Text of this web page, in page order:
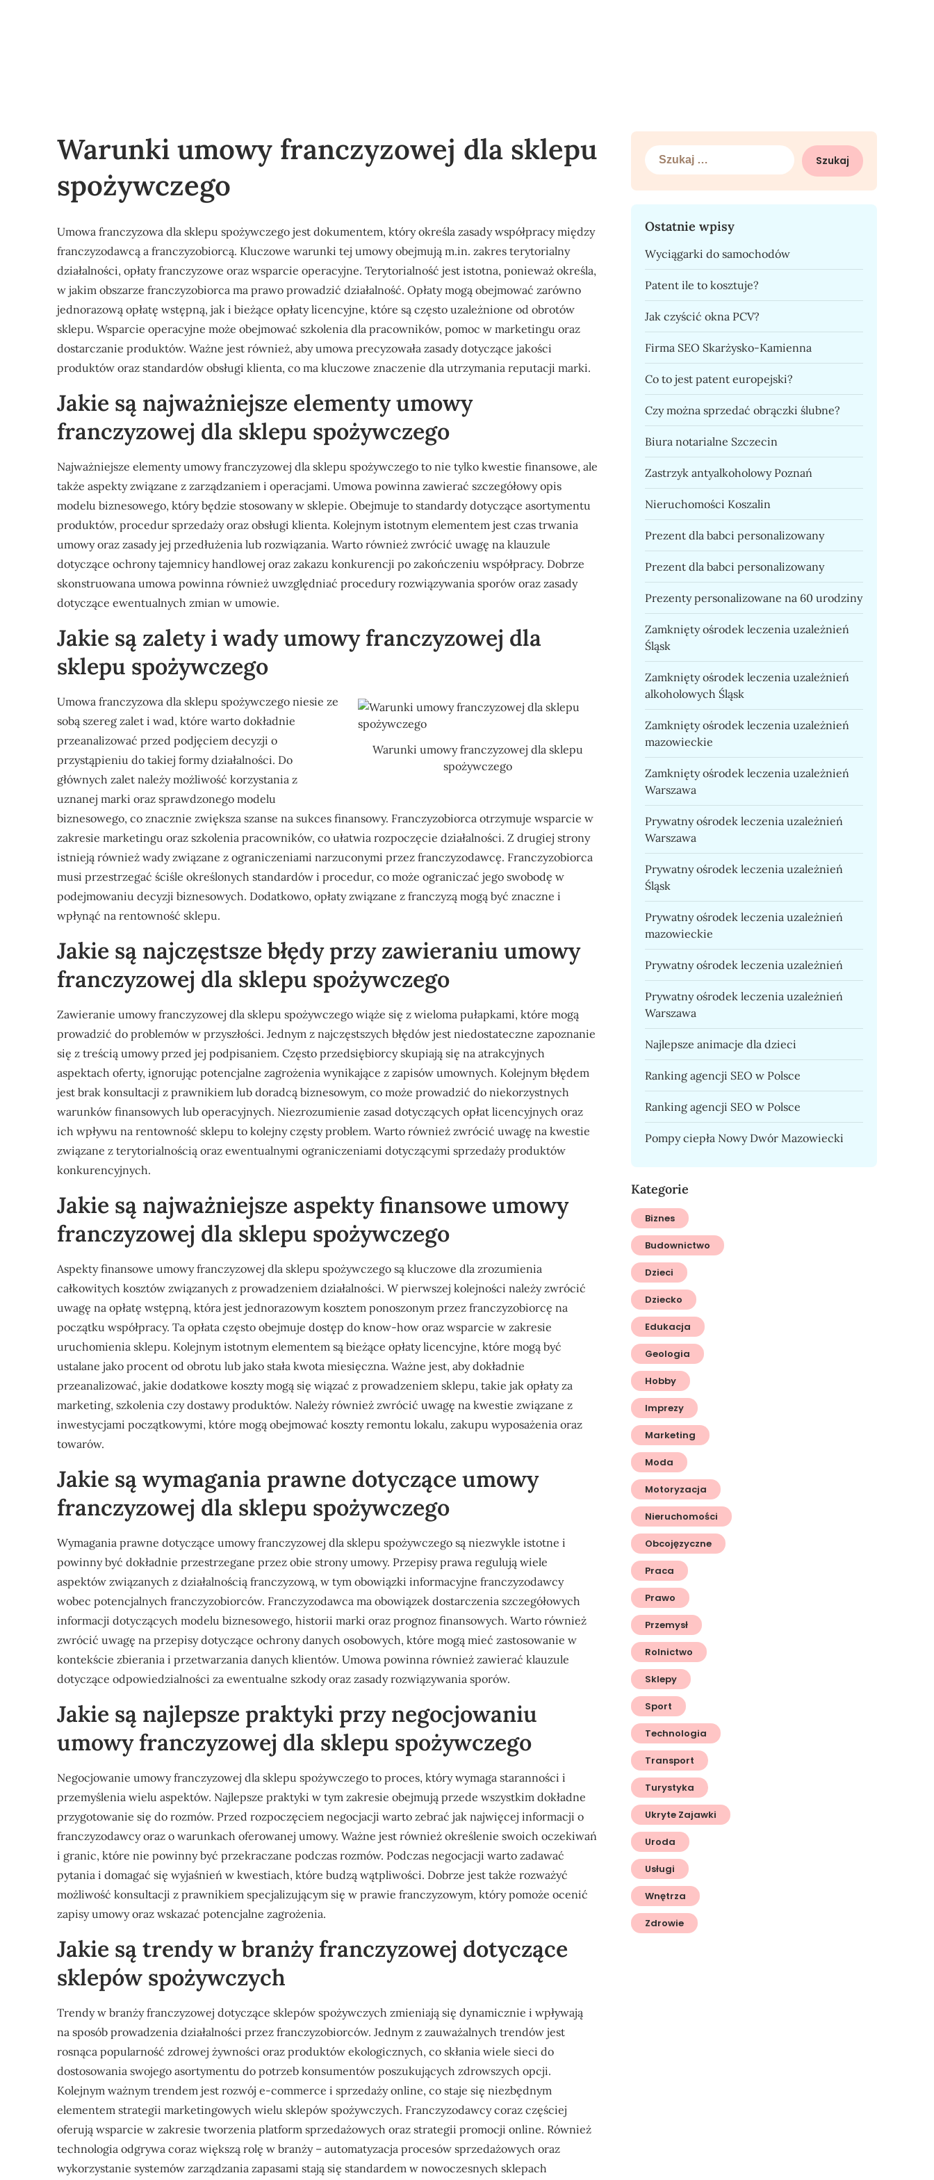
Warunki umowy franczyzowej dla sklepu
spożywczego
Umowa franczyzowa dla sklepu spożywczego jest dokumentem, który określa zasady współpracy między
franczyzodawcą a franczyzobiorcą. Kluczowe warunki tej umowy obejmują m.in. zakres terytorialny
działalności, opłaty franczyzowe oraz wsparcie operacyjne. Terytorialność jest istotna, ponieważ określa,
w jakim obszarze franczyzobiorca ma prawo prowadzić działalność. Opłaty mogą obejmować zarówno
jednorazową opłatę wstępną, jak i bieżące opłaty licencyjne, które są często uzależnione od obrotów
sklepu. Wsparcie operacyjne może obejmować szkolenia dla pracowników, pomoc w marketingu oraz
dostarczanie produktów. Ważne jest również, aby umowa precyzowała zasady dotyczące jakości
produktów oraz standardów obsługi klienta, co ma kluczowe znaczenie dla utrzymania reputacji marki.
Jakie są najważniejsze elementy umowy
franczyzowej dla sklepu spożywczego
Najważniejsze elementy umowy franczyzowej dla sklepu spożywczego to nie tylko kwestie finansowe, ale
także aspekty związane z zarządzaniem i operacjami. Umowa powinna zawierać szczegółowy opis
modelu biznesowego, który będzie stosowany w sklepie. Obejmuje to standardy dotyczące asortymentu
produktów, procedur sprzedaży oraz obsługi klienta. Kolejnym istotnym elementem jest czas trwania
umowy oraz zasady jej przedłużenia lub rozwiązania. Warto również zwrócić uwagę na klauzule
dotyczące ochrony tajemnicy handlowej oraz zakazu konkurencji po zakończeniu współpracy. Dobrze
skonstruowana umowa powinna również uwzględniać procedury rozwiązywania sporów oraz zasady
dotyczące ewentualnych zmian w umowie.
Jakie są zalety i wady umowy franczyzowej dla
sklepu spożywczego
Warunki umowy franczyzowej dla sklepu
spożywczego
Umowa franczyzowa dla sklepu spożywczego niesie ze
sobą szereg zalet i wad, które warto dokładnie
przeanalizować przed podjęciem decyzji o
przystąpieniu do takiej formy działalności. Do
głównych zalet należy możliwość korzystania z
uznanej marki oraz sprawdzonego modelu
biznesowego, co znacznie zwiększa szanse na sukces finansowy. Franczyzobiorca otrzymuje wsparcie w
zakresie marketingu oraz szkolenia pracowników, co ułatwia rozpoczęcie działalności. Z drugiej strony
istnieją również wady związane z ograniczeniami narzuconymi przez franczyzodawcę. Franczyzobiorca
musi przestrzegać ściśle określonych standardów i procedur, co może ograniczać jego swobodę w
podejmowaniu decyzji biznesowych. Dodatkowo, opłaty związane z franczyzą mogą być znaczne i
wpłynąć na rentowność sklepu.
Jakie są najczęstsze błędy przy zawieraniu umowy
franczyzowej dla sklepu spożywczego
Zawieranie umowy franczyzowej dla sklepu spożywczego wiąże się z wieloma pułapkami, które mogą
prowadzić do problemów w przyszłości. Jednym z najczęstszych błędów jest niedostateczne zapoznanie
się z treścią umowy przed jej podpisaniem. Często przedsiębiorcy skupiają się na atrakcyjnych
aspektach oferty, ignorując potencjalne zagrożenia wynikające z zapisów umownych. Kolejnym błędem
jest brak konsultacji z prawnikiem lub doradcą biznesowym, co może prowadzić do niekorzystnych
warunków finansowych lub operacyjnych. Niezrozumienie zasad dotyczących opłat licencyjnych oraz
ich wpływu na rentowność sklepu to kolejny częsty problem. Warto również zwrócić uwagę na kwestie
związane z terytorialnością oraz ewentualnymi ograniczeniami dotyczącymi sprzedaży produktów
konkurencyjnych.
Jakie są najważniejsze aspekty finansowe umowy
franczyzowej dla sklepu spożywczego
Aspekty finansowe umowy franczyzowej dla sklepu spożywczego są kluczowe dla zrozumienia
całkowitych kosztów związanych z prowadzeniem działalności. W pierwszej kolejności należy zwrócić
uwagę na opłatę wstępną, która jest jednorazowym kosztem ponoszonym przez franczyzobiorcę na
początku współpracy. Ta opłata często obejmuje dostęp do know-how oraz wsparcie w zakresie
uruchomienia sklepu. Kolejnym istotnym elementem są bieżące opłaty licencyjne, które mogą być
ustalane jako procent od obrotu lub jako stała kwota miesięczna. Ważne jest, aby dokładnie
przeanalizować, jakie dodatkowe koszty mogą się wiązać z prowadzeniem sklepu, takie jak opłaty za
marketing, szkolenia czy dostawy produktów. Należy również zwrócić uwagę na kwestie związane z
inwestycjami początkowymi, które mogą obejmować koszty remontu lokalu, zakupu wyposażenia oraz
towarów.
Jakie są wymagania prawne dotyczące umowy
franczyzowej dla sklepu spożywczego
Wymagania prawne dotyczące umowy franczyzowej dla sklepu spożywczego są niezwykle istotne i
powinny być dokładnie przestrzegane przez obie strony umowy. Przepisy prawa regulują wiele
aspektów związanych z działalnością franczyzową, w tym obowiązki informacyjne franczyzodawcy
wobec potencjalnych franczyzobiorców. Franczyzodawca ma obowiązek dostarczenia szczegółowych
informacji dotyczących modelu biznesowego, historii marki oraz prognoz finansowych. Warto również
zwrócić uwagę na przepisy dotyczące ochrony danych osobowych, które mogą mieć zastosowanie w
kontekście zbierania i przetwarzania danych klientów. Umowa powinna również zawierać klauzule
dotyczące odpowiedzialności za ewentualne szkody oraz zasady rozwiązywania sporów.
Jakie są najlepsze praktyki przy negocjowaniu
umowy franczyzowej dla sklepu spożywczego
Negocjowanie umowy franczyzowej dla sklepu spożywczego to proces, który wymaga staranności i
przemyślenia wielu aspektów. Najlepsze praktyki w tym zakresie obejmują przede wszystkim dokładne
przygotowanie się do rozmów. Przed rozpoczęciem negocjacji warto zebrać jak najwięcej informacji o
franczyzodawcy oraz o warunkach oferowanej umowy. Ważne jest również określenie swoich oczekiwań
i granic, które nie powinny być przekraczane podczas rozmów. Podczas negocjacji warto zadawać
pytania i domagać się wyjaśnień w kwestiach, które budzą wątpliwości. Dobrze jest także rozważyć
możliwość konsultacji z prawnikiem specjalizującym się w prawie franczyzowym, który pomoże ocenić
zapisy umowy oraz wskazać potencjalne zagrożenia.
Jakie są trendy w branży franczyzowej dotyczące
sklepów spożywczych
Trendy w branży franczyzowej dotyczące sklepów spożywczych zmieniają się dynamicznie i wpływają
na sposób prowadzenia działalności przez franczyzobiorców. Jednym z zauważalnych trendów jest
rosnąca popularność zdrowej żywności oraz produktów ekologicznych, co skłania wiele sieci do
dostosowania swojego asortymentu do potrzeb konsumentów poszukujących zdrowszych opcji.
Kolejnym ważnym trendem jest rozwój e-commerce i sprzedaży online, co staje się niezbędnym
elementem strategii marketingowych wielu sklepów spożywczych. Franczyzodawcy coraz częściej
oferują wsparcie w zakresie tworzenia platform sprzedażowych oraz strategii promocji online. Również
technologia odgrywa coraz większą rolę w branży – automatyzacja procesów sprzedażowych oraz
wykorzystanie systemów zarządzania zapasami stają się standardem w nowoczesnych sklepach
Szukaj:
Ostatnie wpisy
Wyciągarki do samochodów
Patent ile to kosztuje?
Jak czyścić okna PCV?
Firma SEO Skarżysko-Kamienna
Co to jest patent europejski?
Czy można sprzedać obrączki ślubne?
Biura notarialne Szczecin
Zastrzyk antyalkoholowy Poznań
Nieruchomości Koszalin
Prezent dla babci personalizowany
Prezent dla babci personalizowany
Prezenty personalizowane na 60 urodziny
Zamknięty ośrodek leczenia uzależnień
Śląsk
Zamknięty ośrodek leczenia uzależnień
alkoholowych Śląsk
Zamknięty ośrodek leczenia uzależnień
mazowieckie
Zamknięty ośrodek leczenia uzależnień
Warszawa
Prywatny ośrodek leczenia uzależnień
Warszawa
Prywatny ośrodek leczenia uzależnień
Śląsk
Prywatny ośrodek leczenia uzależnień
mazowieckie
Prywatny ośrodek leczenia uzależnień
Prywatny ośrodek leczenia uzależnień
Warszawa
Najlepsze animacje dla dzieci
Ranking agencji SEO w Polsce
Ranking agencji SEO w Polsce
Pompy ciepła Nowy Dwór Mazowiecki
Kategorie
Biznes
Budownictwo
Dzieci
Dziecko
Edukacja
Geologia
Hobby
Imprezy
Marketing
Moda
Motoryzacja
Nieruchomości
Obcojęzyczne
Praca
Prawo
Przemysł
Rolnictwo
Sklepy
Sport
Technologia
Transport
Turystyka
Ukryte Zajawki
Uroda
Usługi
Wnętrza
Zdrowie